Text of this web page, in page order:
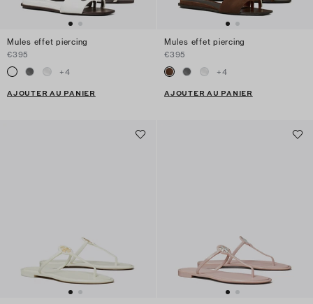
Mules effet piercing
€395
+4
AJOUTER AU PANIER
Mules effet piercing
€395
+4
AJOUTER AU PANIER